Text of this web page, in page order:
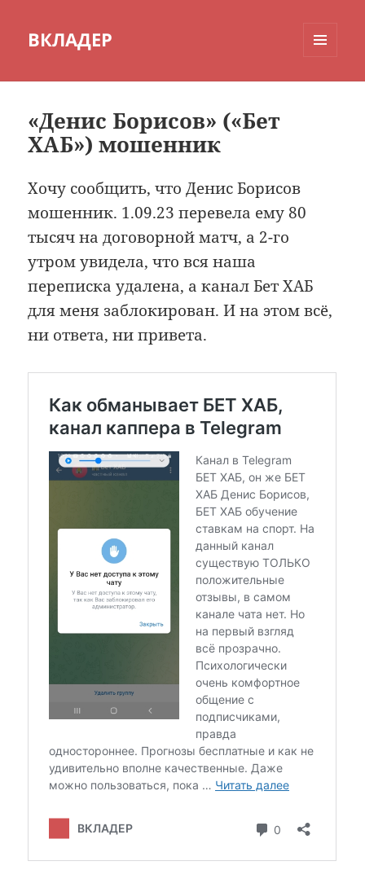
ВКЛАДЕР
«Денис Борисов» («Бет
ХАБ») мошенник
Хочу сообщить, что Денис Борисов
мошенник. 1.09.23 перевела ему 80
тысяч на договорной матч, а 2-го
утром увидела, что вся наша
переписка удалена, а канал Бет ХАБ
для меня заблокирован. И на этом всё,
ни ответа, ни привета.